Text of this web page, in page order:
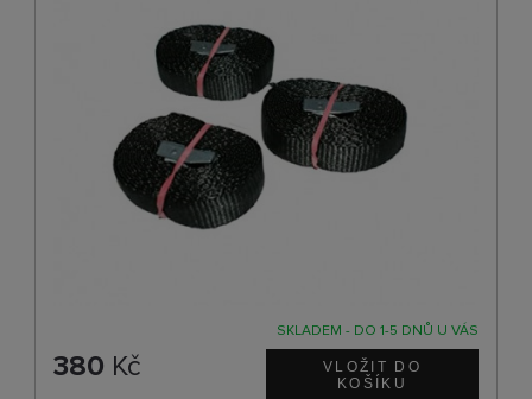
SKLADEM - DO 1-5 DNŮ U VÁS
380 Kč